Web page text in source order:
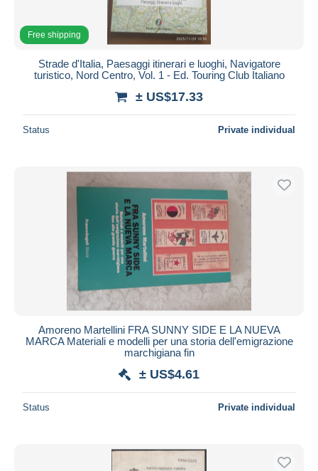
Free shipping
Strade d'Italia, Paesaggi itinerari e luoghi, Navigatore
turistico, Nord Centro, Vol. 1 - Ed. Touring Club Italiano
± US$17.33
Status Private individual
Amoreno Martellini FRA SUNNY SIDE E LA NUEVA
MARCA Materiali e modelli per una storia dell'emigrazione
marchigiana fin
± US$4.61
Status Private individual